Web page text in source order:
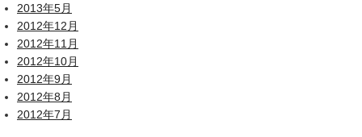
2013年5月
2012年12月
2012年11月
2012年10月
2012年9月
2012年8月
2012年7月